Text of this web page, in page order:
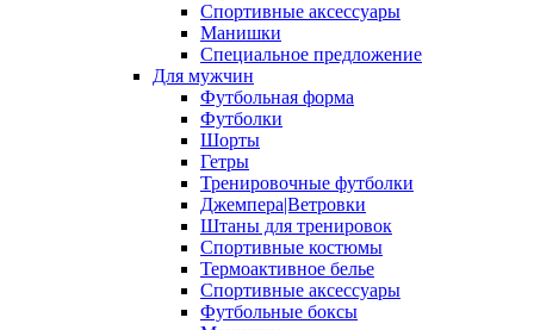
Спортивные аксессуары
Манишки
Специальное предложение
Для мужчин
Футбольная форма
Футболки
Шорты
Гетры
Тренировочные футболки
Джемпера|Ветровки
Штаны для тренировок
Спортивные костюмы
Термоактивное белье
Спортивные аксессуары
Футбольные боксы